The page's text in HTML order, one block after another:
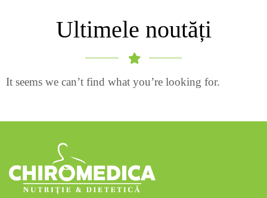
Ultimele noutăți
It seems we can’t find what you’re looking for.